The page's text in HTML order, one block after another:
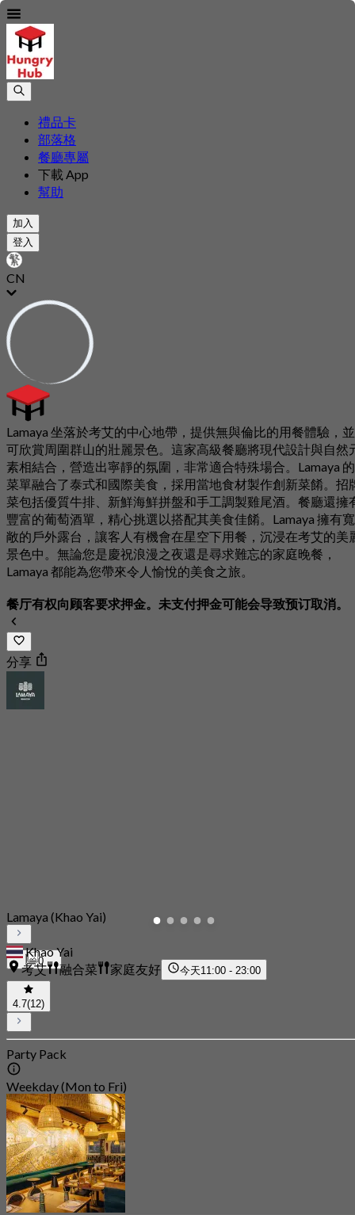
禮品卡
部落格
餐廳專屬
下載 App
幫助
加入
登入
CN
Lamaya 坐落於考艾的中心地帶，提供無與倫比的用餐體驗，並
可欣賞周圍群山的壯麗景色。這家高級餐廳將現代設計與自然
素相結合，營造出寧靜的氛圍，非常適合特殊場合。Lamaya 的
菜單融合了泰式和國際美食，採用當地食材製作創新菜餚。招
菜包括優質牛排、新鮮海鮮拼盤和手工調製雞尾酒。餐廳還擁
豐富的葡萄酒單，精心挑選以搭配其美食佳餚。Lamaya 擁有寬
敞的戶外露台，讓客人有機會在星空下用餐，沉浸在考艾的美
景色中。無論您是慶祝浪漫之夜還是尋求難忘的家庭晚餐，
Lamaya 都能為您帶來令人愉悅的美食之旅。
餐厅有权向顾客要求押金。未支付押金可能会导致预订取消。
分享
0
Lamaya (Khao Yai)
Khao Yai
考艾
融合菜 家庭友好 今天11:00 - 23:00
4.7(12)
Party Pack
Weekday (Mon to Fri)